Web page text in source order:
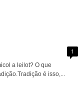
1
a leilot? O que
é isso,...